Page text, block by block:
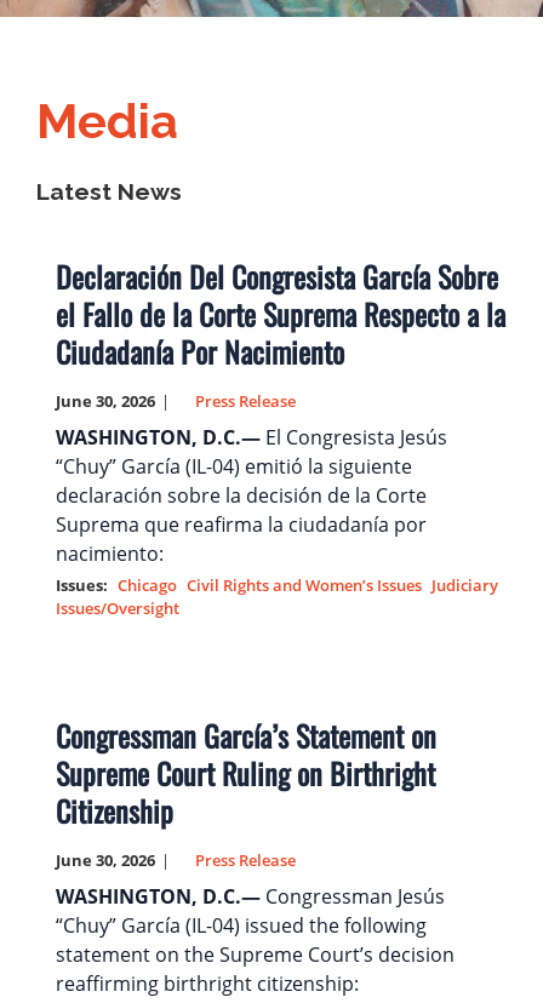
Media
Latest News
Declaración Del Congresista García Sobre
el Fallo de la Corte Suprema Respecto a la
Ciudadanía Por Nacimiento
June 30, 2026 Press Release
WASHINGTON, D.C.— El Congresista Jesús
“Chuy” García (IL-04) emitió la siguiente
declaración sobre la decisión de la Corte
Suprema que reafirma la ciudadanía por
nacimiento:
Issues: Chicago Civil Rights and Women’s Issues Judiciary
Issues/Oversight
Congressman García’s Statement on
Supreme Court Ruling on Birthright
Citizenship
June 30, 2026 Press Release
WASHINGTON, D.C.— Congressman Jesús
“Chuy” García (IL-04) issued the following
statement on the Supreme Court’s decision
reaffirming birthright citizenship: